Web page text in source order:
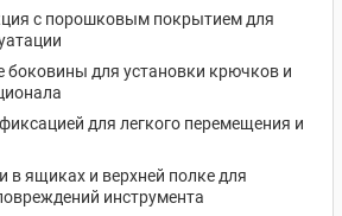
с порошковым покрытием для
для установки крючков и
для легкого перемещения и
в ящиках и верхней полке для
инструмента